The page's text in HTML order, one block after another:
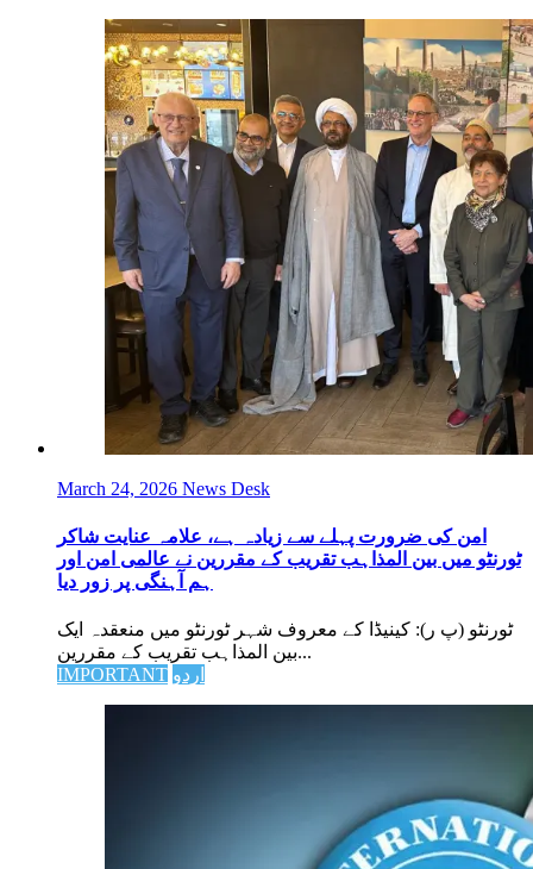
March 24, 2026 News Desk
امن کی ضرورت پہلے سے زیادہ ہے، علامہ عنایت شاکر
ٹورنٹو میں بین المذاہب تقریب کے مقررین نے عالمی امن اور
ہم آہنگی پر زور دیا
ٹورنٹو (پ ر): کینیڈا کے معروف شہر ٹورنٹو میں منعقدہ ایک
بین المذاہب تقریب کے مقررین...
IMPORTANT اردو